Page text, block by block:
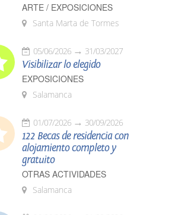
ARTE / EXPOSICIONES
Santa Marta de Tormes
05/06/2026 31/03/2027
Visibilizar lo elegido
EXPOSICIONES
Salamanca
01/07/2026 30/09/2026
122 Becas de residencia con
alojamiento completo y
gratuito
OTRAS ACTIVIDADES
Salamanca